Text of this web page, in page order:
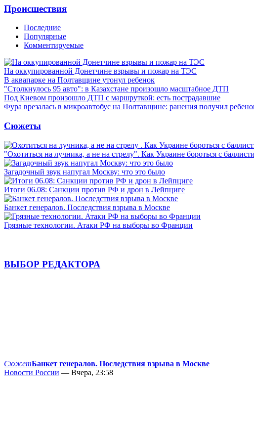
Проиcшествия
Последние
Популярные
Комментируемые
На оккупированной Донетчине взрывы и пожар на ТЭС
В аквапарке на Полтавщине утонул ребенок
"Столкнулось 95 авто": в Казахстане произошло масштабное ДТП
Под Киевом произошло ДТП с маршруткой: есть пострадавшие
Фура врезалась в микроавтобус на Полтавщине: ранения получил
Сюжеты
"Охотиться на лучника, а не на стрелу". Как Украине бороться с
Загадочный звук напугал Москву: что это было
Итоги 06.08: Санкции против РФ и дрон в Лейпциге
Банкет генералов. Последствия взрыва в Москве
Грязные технологии. Атаки РФ на выборы во Франции
ВЫБОР РЕДАКТОРА
СюжетБанкет генералов. Последствия взрыва в Москве
Новости России — Вчера, 23:58